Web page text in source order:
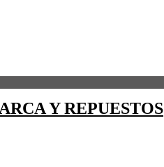
Y REPUESTOS